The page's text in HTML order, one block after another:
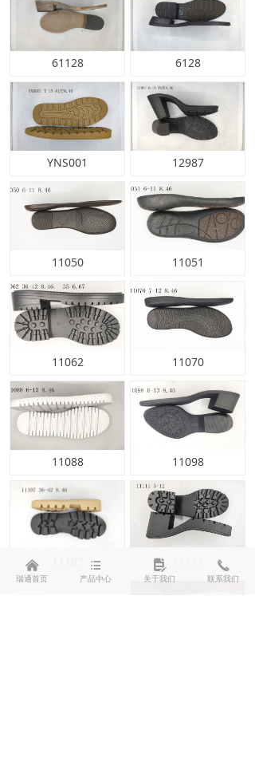
61128 6128
YNS001 12987
11050 11051
11062 11070
11088 11098
낀
瑞通首页
뀑
产品中心
넖
关于我们
끅
联系我们